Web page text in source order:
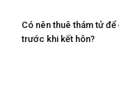
Có nên thuê thám tử để
trước khi kết hôn?